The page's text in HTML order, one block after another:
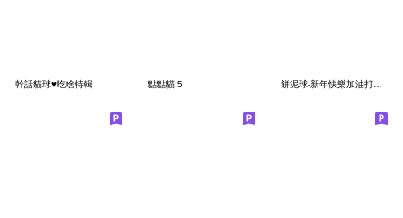
幹話貓球♥吃啥特輯 點點貓 5 餅泥球-新年快樂加油打氣篇